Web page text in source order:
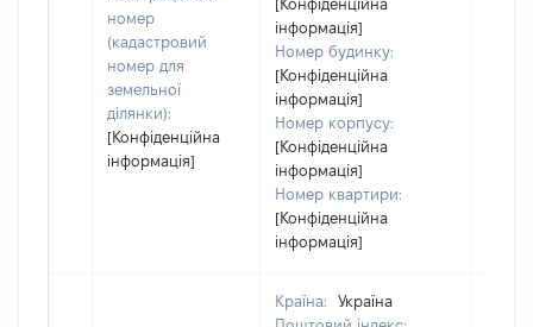
номер
(кадастровий
номер для
земельної
ділянки):
[Конфіденційна
інформація]
[Конфіденційна
інформація]
Номер будинку:
[Конфіденційна
інформація]
Номер корпусу:
[Конфіденційна
інформація]
Номер квартири:
[Конфіденційна
інформація]
Країна:
Україна